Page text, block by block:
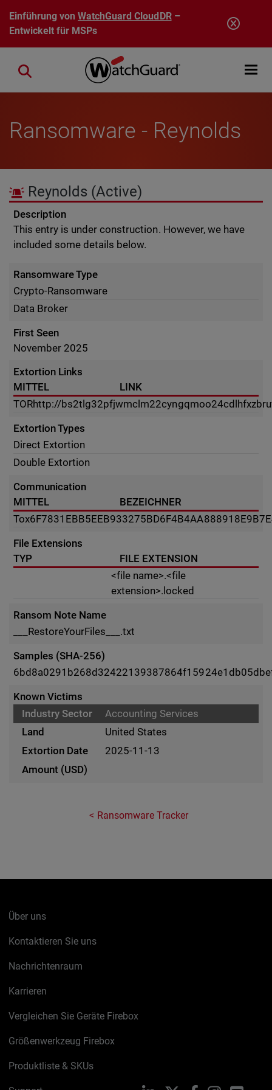
Direkt zum Inhalt
Einführung vonWatchGuard CloudDR–
Entwickelt für MSPs
Open
Close search
Ransomware - Reynolds
Reynolds (Active)
Description
This entry is under construction. However, we have
included some details below.
Ransomware Type
Crypto-Ransomware
Data Broker
First Seen
November 2025
Extortion Links
MITTEL
LINK
TORhttp://
Extortion Types
Direct Extortion
Double Extortion
Communication
MITTEL
BEZEICHNER
Tox
File Extensions
TYP
FILE EXTENSION
<file name>.<file
extension>.locked
Ransom Note Name
___RestoreYourFiles___.txt
Samples (SHA-256)
Known Victims
Accounting Services
United States
2025-11-13
Ransomware Tracker
Über uns
Kontaktieren Sie uns
Nachrichtenraum
Karrieren
Vergleichen Sie Geräte Firebox
Größenwerkzeug Firebox
Produktliste & SKUs